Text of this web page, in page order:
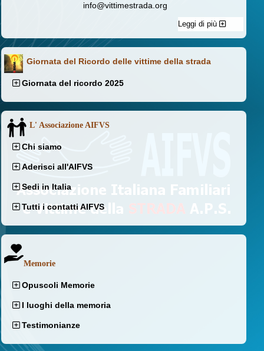
info@vittimestrada.org
Leggi di più
Giornata del Ricordo delle vittime della strada
Giornata del ricordo 2025
L' Associazione AIFVS
Chi siamo
Aderisci all'AIFVS
Sedi in Italia
Tutti i contatti AIFVS
Memorie
Opuscoli Memorie
I luoghi della memoria
Testimonianze